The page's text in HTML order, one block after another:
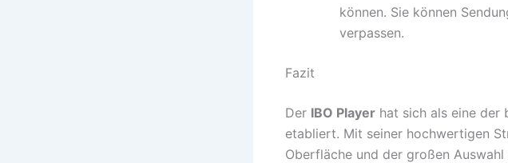
können. Sie können
verpassen.
Fazit
Der IBO Player hat sich als eine der
etabliert. Mit seiner hochwertigen
Oberfläche und der großen